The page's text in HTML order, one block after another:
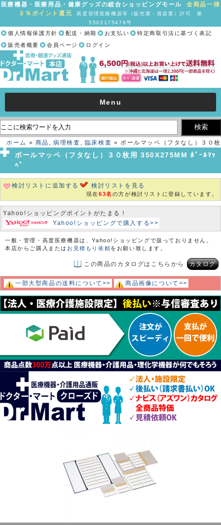
医療機器・医療用品・健康グッズの総合ショッピングモール全商品一律
３％ポイント還元
高度管理医療機器等（販売業・賃貸業）許可 第
5502175478号
個人情報保護方針 配送・納期 お支払い
特定商取引法に基づく表記
販売者概要
会員ページ ログイン
Menu
ホーム » 商品 ,病理検査 , 臨床検査 » ボールマッペ（フタなし）３０枚
用 350X275MM ﾎﾞｰﾙﾏｯﾍﾟ
ボールマッペ（フタなし）３０枚用 350X275MM ﾎﾞｰﾙﾏｯ
ﾍﾟ
検討リストに追加する 検討リストを見る
現在63名 の方が検討リストに登録しています。
Yahoo!ショッピングポイントがたまる！
Yahoo!ショッピングで購入する>>
一般・管理・高度医療機器は、Yahoo!ショッピングで扱っておりません。
本店からご購入または お見積もり依頼をお願い致します。
この商品のカタログはこちらから カタログ
一部大型商品の送料について>> 商品画像について>>